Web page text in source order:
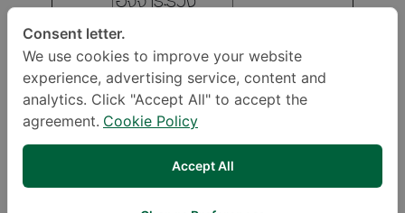
รุนแรง ครั้งที่ 2
วัคซีนไอพีดี ครั้ง
ที่ 2
วัคซีนป้องกัน
Consent letter.
We use cookies to improve your website
experience, advertising service, content and
analytics. Click "Accept All" to accept the
agreement. Cookie Policy
Accept All